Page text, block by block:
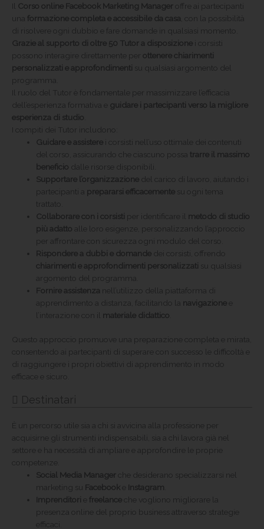
Il Corso online Facebook Marketing Manager offre ai partecipanti
una formazione completa e accessibile da casa , con la possibilità
di risolvere ogni dubbio e fare domande in qualsiasi momento.
Grazie al supporto di oltre 50 Tutor a disposizione i corsisti
possono interagire direttamente per ottenere chiarimenti
personalizzati e approfondimenti su qualsiasi argomento del
programma.
Il ruolo del Tutor è fondamentale per massimizzare l’efficacia
dell’esperienza formativa e guidare i partecipanti verso la migliore
esperienza di studio
I compiti dei Tutor includono:
Guidare e assistere i corsisti nell’uso ottimale dei contenuti
del corso, assicurando che ciascuno possa trarre il massimo
beneficio dalle risorse disponibili.
Supportare l’organizzazione del carico di lavoro, aiutando i
partecipanti a prepararsi efficacemente su ogni tema
trattato.
Collaborare con i corsisti per identificare il metodo di studio
più adatto alle loro esigenze, personalizzando l’approccio
per affrontare con sicurezza ogni modulo del corso.
Rispondere a dubbi e domande dei corsisti, offrendo
chiarimenti e approfondimenti personalizzati su qualsiasi
argomento del programma.
Fornire assistenza nell’utilizzo della piattaforma di
apprendimento a distanza, facilitando la navigazionee
l’interazione con il materiale didattico
Questo approccio promuove una preparazione completa e mirata,
consentendo ai partecipanti di superare con successo le difficoltà e
di raggiungere i propri obiettivi di apprendimento in modo
efficace e sicuro.
Destinatari
È un percorso utile sia a chi si avvicina alla professione per
acquisirne gli strumenti indispensabili, sia a chi lavora già nel
settore e ha necessità di ampliare e approfondire le proprie
competenze.
Social Media Manager che desiderano specializzarsi nel
marketing su Facebook e Instagram
Imprenditori e freelanceche vogliono migliorare la
presenza online del proprio business attraverso strategie
efficaci.